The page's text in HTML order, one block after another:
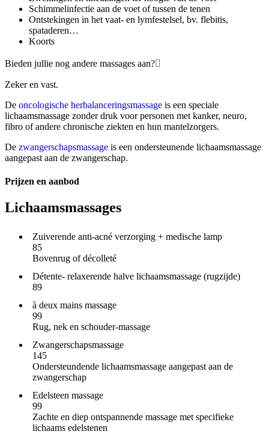
Schimmelinfectie aan de voet of tussen de tenen
Ontstekingen in het vaat- en lymfestelsel, bv. flebitis,
spataderen…
Koorts
Bieden jullie nog andere massages aan?
Zeker en vast.
De oncologische herbalanceringsmassage is een speciale
lichaamsmassage zonder druk voor personen met kanker, neuro,
fibro of andere chronische ziekten en hun mantelzorgers.
De zwangerschapsmassage is een ondersteunende lichaamsmassage
aangepast aan de zwangerschap.
Prijzen en aanbod
Lichaamsmassages
Zuiverende anti-acné verzorging + medische lamp
85
Bovenrug of décolleté
Détente- relaxerende halve lichaamsmassage (rugzijde)
89
à deux mains massage
99
Rug, nek en schouder-massage
Zwangerschapsmassage
145
Ondersteundende lichaamsmassage aangepast aan de
zwangerschap
Edelsteen massage
99
Zachte en diep ontspannende massage met specifieke
lichaams edelstenen